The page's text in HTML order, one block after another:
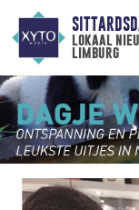
lokaal
limburg